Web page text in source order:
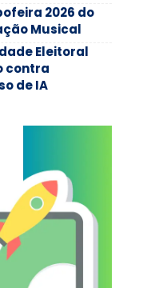
2026 do
Musical
Eleitoral
contra
de IA